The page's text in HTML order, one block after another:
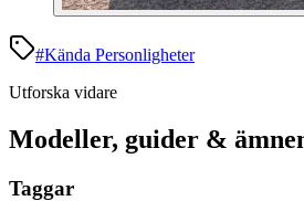
#Kända Personligheter
Utforska vidare
Modeller, guider &
Taggar